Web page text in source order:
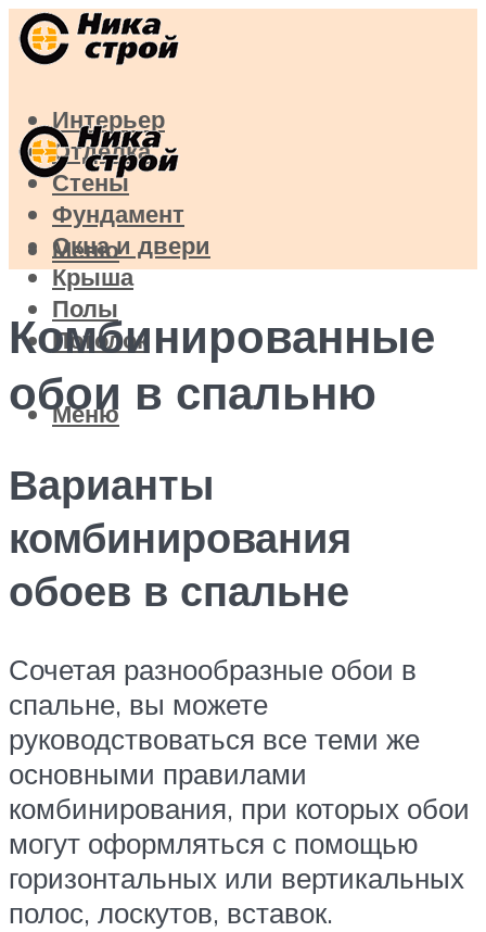
Интерьер
Отделка
Стены
Фундамент
Окна и двери
Крыша
Полы
Потолок
Меню
Меню
Комбинированные
обои в спальню
Варианты
комбинирования
обоев в спальне
Сочетая разнообразные обои в
спальне, вы можете
руководствоваться все теми же
основными правилами
комбинирования, при которых обои
могут оформляться с помощью
горизонтальных или вертикальных
полос, лоскутов, вставок.